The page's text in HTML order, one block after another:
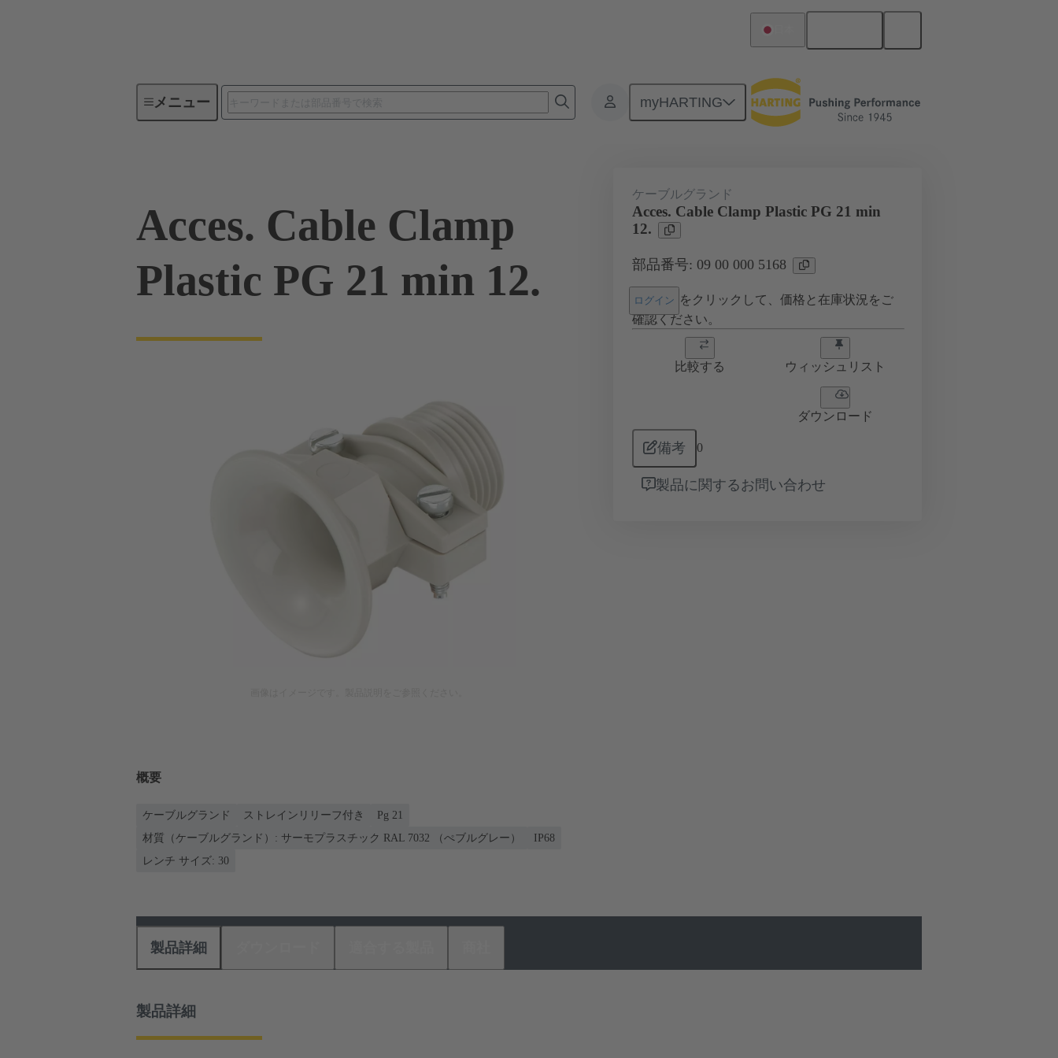
メニュー myHARTING
産業用コネクタ / Han® ケーブルグランド 09 00 000 5168
Acces. Cable Clamp
Plastic PG 21 min 12.
ケーブルグランド
Acces. Cable Clamp Plastic PG 21 min
12.
部品番号: 09 00 000 5168
ログイン をクリックして、価格と在庫状況をご
確認ください。
比較する ウィッシュリスト
ダウンロード
備考 0
製品に関するお問い合わせ
概要
ケーブルグランド ストレインリリーフ付き
Pg 21
材質（ケーブルグランド）: サーモプラスチック RAL 7032 （ぺブルグレー）
IP68
レンチ サイズ: 30
製品詳細
製品詳細